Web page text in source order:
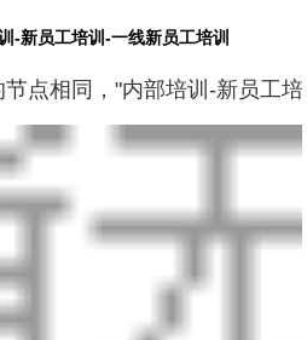
-新员工培训-一线新员工培训
相同，"内部培训-新员工培